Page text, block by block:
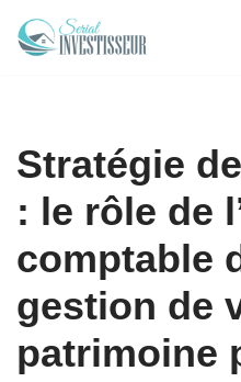
Aller
Stratégie
: le rôle de
comptable
gestion de
patrimoine